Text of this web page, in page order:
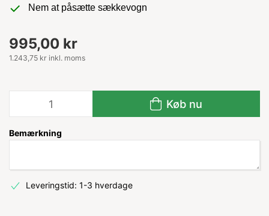
Nem at påsætte sækkevogn
995,00 kr
1.243,75 kr inkl. moms
Køb nu
Bemærkning
Leveringstid: 1-3 hverdage